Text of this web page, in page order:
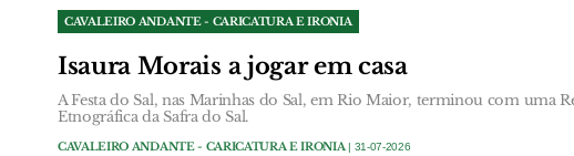
CAVALEIRO ANDANTE - CARICATURA E IRONIA
Isaura Morais a jogar em casa
A Festa do Sal, nas Marinhas do Sal, em Rio Maior, terminou com uma
Etnográfica da Safra do Sal.
CAVALEIRO ANDANTE - CARICATURA E IRONIA | 31-07-2026